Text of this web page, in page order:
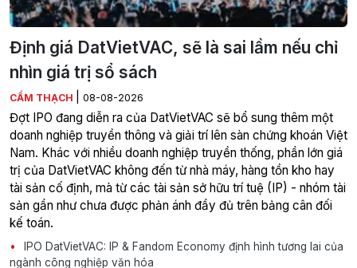
Định giá DatVietVAC, sẽ là sai lầm nếu chỉ
nhìn giá trị sổ sách
CẨM THẠCH 08-08-2026
Đợt IPO đang diễn ra của DatVietVAC sẽ bổ sung thêm một
doanh nghiệp truyền thông và giải trí lên sàn chứng khoán Việt
Nam. Khác với nhiều doanh nghiệp truyền thống, phần lớn giá
trị của DatVietVAC không đến từ nhà máy, hàng tồn kho hay
tài sản cố định, mà từ các tài sản sở hữu trí tuệ (IP) - nhóm tài
sản gần như chưa được phản ánh đầy đủ trên bảng cân đối
kế toán.
IPO DatVietVAC: IP & Fandom Economy định hình tương lai của
ngành công nghiệp văn hóa